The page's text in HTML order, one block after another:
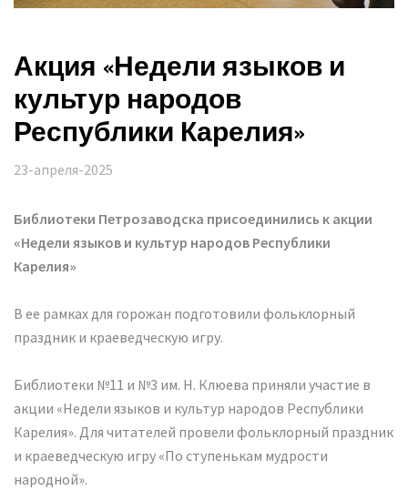
Акция «Недели языков и
культур народов
Республики Карелия»
23-апреля-2025
Библиотеки Петрозаводска присоединились к акции
«Недели языков и культур народов Республики
Карелия»
В ее рамках для горожан подготовили фольклорный
праздник и краеведческую игру.
Библиотеки №11 и №3 им. Н. Клюева приняли участие в
акции «Недели языков и культур народов Республики
Карелия». Для читателей провели фольклорный праздник
и краеведческую игру «По ступенькам мудрости
народной».